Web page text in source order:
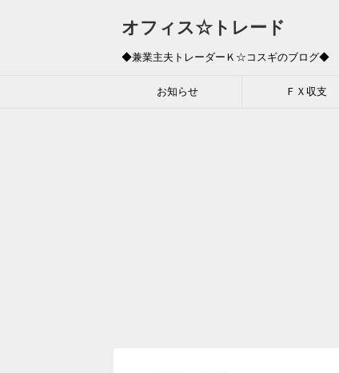
オフィス☆トレード
◆兼業主夫トレーダーＫ☆コスギのブログ◆
お知らせ ＦＸ収支